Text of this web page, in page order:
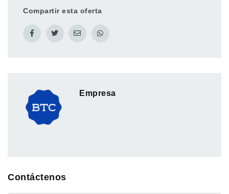
Compartir esta oferta
Empresa
Contáctenos